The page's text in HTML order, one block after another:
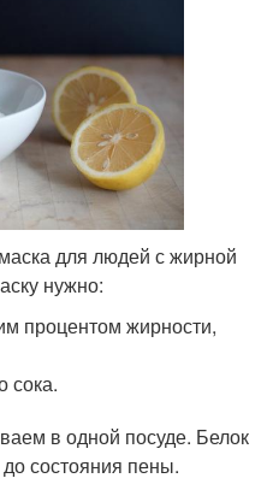
для людей с жирной
нужно:
процентом жирности,
сока.
в одной посуде. Белок
состояния пены.